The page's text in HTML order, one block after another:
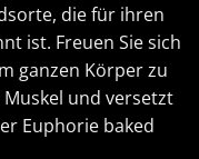
die für ihren
ist. Freuen Sie sich
ganzen Körper zu
und versetzt
Euphorie baked